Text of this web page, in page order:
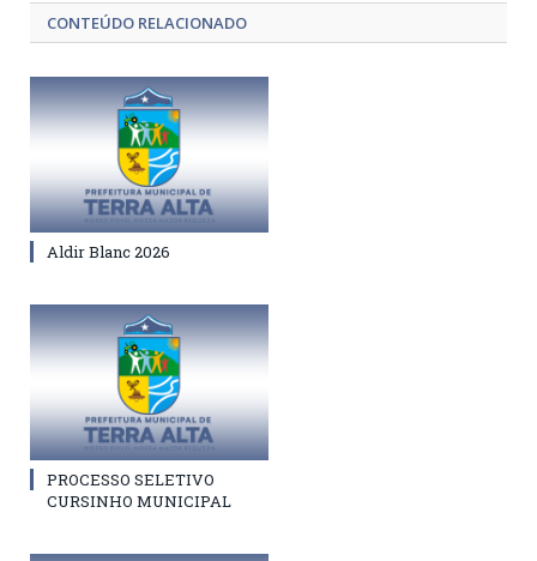
CONTEÚDO RELACIONADO
Aldir Blanc 2026
PROCESSO SELETIVO
CURSINHO MUNICIPAL